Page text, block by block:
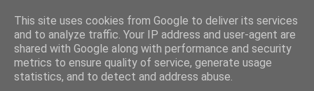
This site uses cookies from Google to deliver its services
and to analyze traffic. Your IP address and user-agent are
shared with Google along with performance and security
metrics to ensure quality of service, generate usage
statistics, and to detect and address abuse.